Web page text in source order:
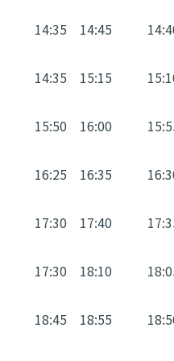
14:35 14:45
14:35 15:15
15:50 16:00
16:25 16:35
17:30 17:40
17:30 18:10
18:45 18:55